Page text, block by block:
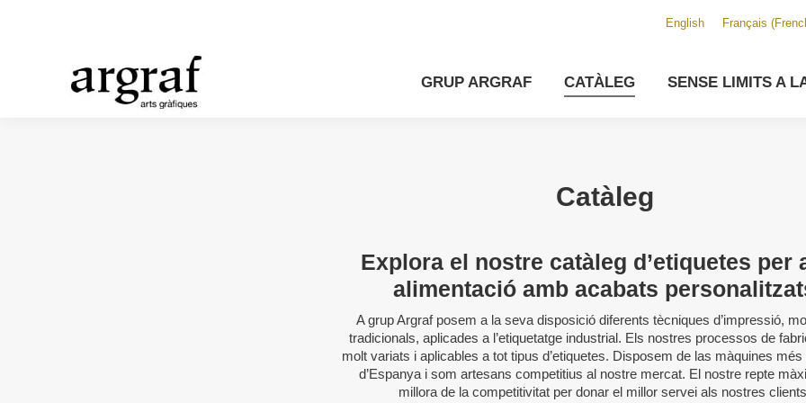
English Français (
GRUP ARGRAF CATÀLEG SENSE LIMITS A
Catàleg
Explora el nostre catàleg d’etiquetes per
alimentació amb acabats
A grup Argraf posem a la seva disposició diferents tècniques d’impressió,
tradicionals, aplicades a l’etiquetatge industrial. Els nostres processos de
molt variats i aplicables a tot tipus d’etiquetes. Disposem de las màquines més
d’Espanya i som artesans competitius al nostre mercat. El nostre repte
millora de la competitivitat per donar el millor servei als nostres